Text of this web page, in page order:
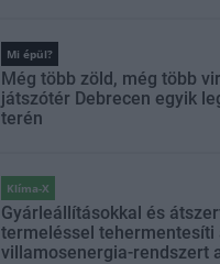
Mi épül?
Még több zöld, még több
játszótér Debrecen egyik
terén
Klíma-X
Gyárleállításokkal és
termeléssel tehermentesíti
villamosenergia-rendszert